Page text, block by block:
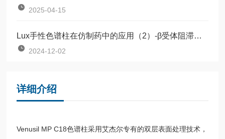
2025-04-15
Lux手性色谱柱在仿制药中的应用（2）-β受体阻滞剂类
2024-12-02
详细介绍
Venusil MP C18色谱柱采用艾杰尔专有的双层表面处理技术，